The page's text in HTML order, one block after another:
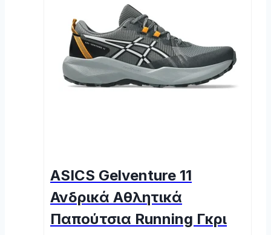
ASICS Gelventure 11
Ανδρικά Αθλητικά
Παπούτσια Running Γκρι